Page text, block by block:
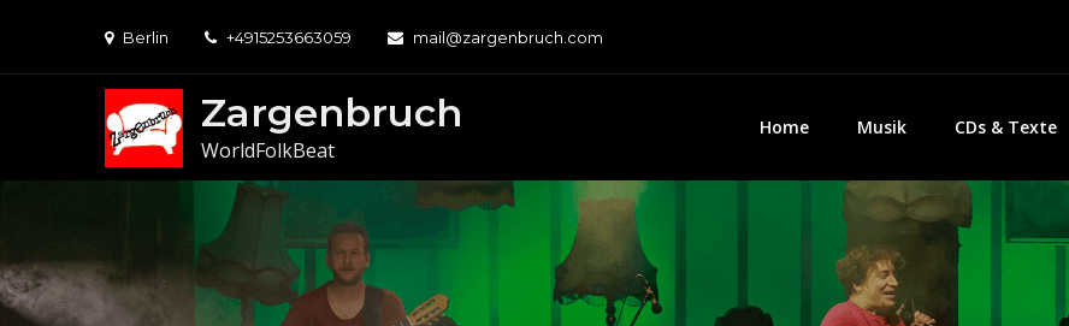
content
Berlin +4915253663059 mail@zargenbruch.com
Zargenbruch
WorldFolkBeat
Home Musik CDs & Texte